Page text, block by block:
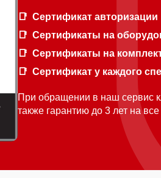
Сертификат авторизации
Сертификаты на
Сертификаты на
Сертификат у каждого
При обращении в наш сервис
также гарантию до 3 лет на